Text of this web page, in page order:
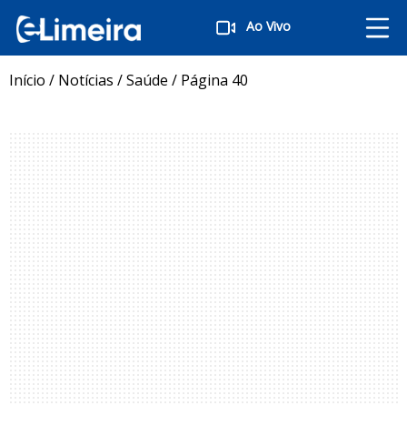
Ao Vivo
Início / Notícias /Saúde / Página 40